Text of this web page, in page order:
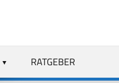
RATGEBER